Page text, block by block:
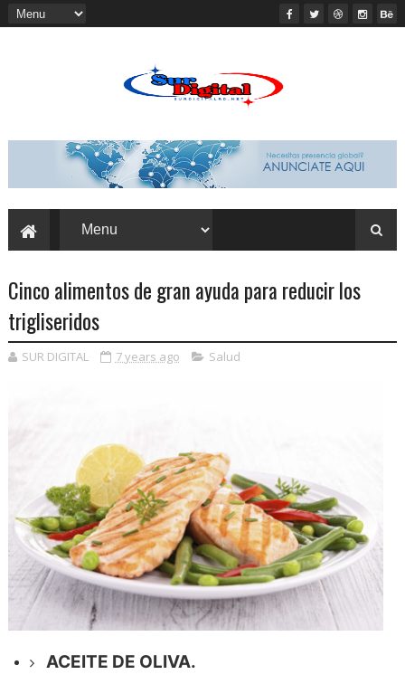
Cinco alimentos de gran ayuda para reducir los
trigliseridos
SUR DIGITAL 7 years ago Salud
ACEITE DE OLIVA.